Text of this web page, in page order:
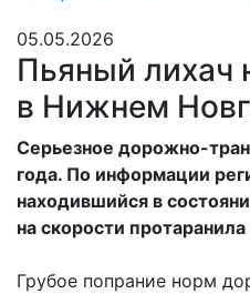
05.05.2026
Пьяный лихач
в Нижнем
Серьезное дорожно-
года. По информации
находившийся в
на скорости
Грубое попрание норм